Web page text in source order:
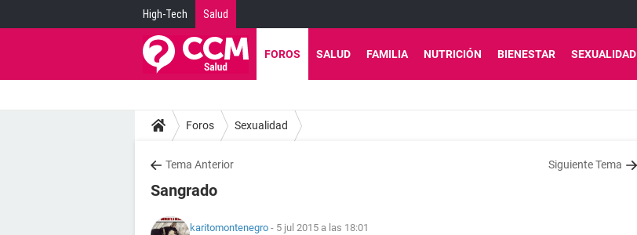
High-Tech Salud
FOROS SALUD FAMILIA NUTRICIÓN BIENESTAR SEXUALIDAD
Foros Sexualidad
Tema Anterior Siguiente Tema
Sangrado
karitomontenegro - 5 jul 2015 a las 18:01